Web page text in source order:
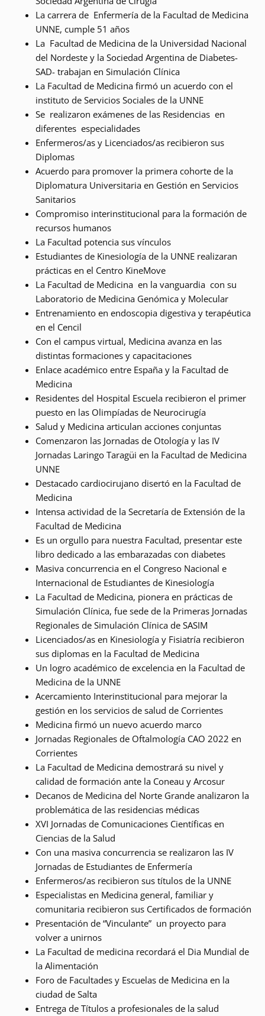
La carrera de Enfermería de la Facultad de Medicina
UNNE, cumple 51 años
La Facultad de Medicina de la Universidad Nacional
del Nordeste y la Sociedad Argentina de Diabetes-
SAD- trabajan en Simulación Clínica
La Facultad de Medicina firmó un acuerdo con el
instituto de Servicios Sociales de la UNNE
Se realizaron exámenes de las Residencias en
diferentes especialidades
Enfermeros/as y Licenciados/as recibieron sus
Diplomas
Acuerdo para promover la primera cohorte de la
Diplomatura Universitaria en Gestión en Servicios
Sanitarios
Compromiso interinstitucional para la formación de
recursos humanos
La Facultad potencia sus vínculos
Estudiantes de Kinesiología de la UNNE realizaran
prácticas en el Centro KineMove
La Facultad de Medicina en la vanguardia con su
Laboratorio de Medicina Genómica y Molecular
Entrenamiento en endoscopia digestiva y terapéutica
en el Cencil
Con el campus virtual, Medicina avanza en las
distintas formaciones y capacitaciones
Enlace académico entre España y la Facultad de
Medicina
Residentes del Hospital Escuela recibieron el primer
puesto en las Olimpíadas de Neurocirugía
Salud y Medicina articulan acciones conjuntas
Comenzaron las Jornadas de Otología y las IV
Jornadas Laringo Taragüi en la Facultad de Medicina
UNNE
Destacado cardiocirujano disertó en la Facultad de
Medicina
Intensa actividad de la Secretaría de Extensión de la
Facultad de Medicina
Es un orgullo para nuestra Facultad, presentar este
libro dedicado a las embarazadas con diabetes
Masiva concurrencia en el Congreso Nacional e
Internacional de Estudiantes de Kinesiología
La Facultad de Medicina, pionera en prácticas de
Simulación Clínica, fue sede de la Primeras Jornadas
Regionales de Simulación Clínica de SASIM
Licenciados/as en Kinesiología y Fisiatría recibieron
sus diplomas en la Facultad de Medicina
Un logro académico de excelencia en la Facultad de
Medicina de la UNNE
Acercamiento Interinstitucional para mejorar la
gestión en los servicios de salud de Corrientes
Medicina firmó un nuevo acuerdo marco
Jornadas Regionales de Oftalmología CAO 2022 en
Corrientes
La Facultad de Medicina demostrará su nivel y
calidad de formación ante la Coneau y Arcosur
Decanos de Medicina del Norte Grande analizaron la
problemática de las residencias médicas
XVI Jornadas de Comunicaciones Científicas en
Ciencias de la Salud
Con una masiva concurrencia se realizaron las IV
Jornadas de Estudiantes de Enfermería
Enfermeros/as recibieron sus títulos de la UNNE
Especialistas en Medicina general, familiar y
comunitaria recibieron sus Certificados de formación
Presentación de “Vinculante” un proyecto para
volver a unirnos
La Facultad de medicina recordará el Dia Mundial de
la Alimentación
Foro de Facultades y Escuelas de Medicina en la
ciudad de Salta
Entrega de Títulos a profesionales de la salud